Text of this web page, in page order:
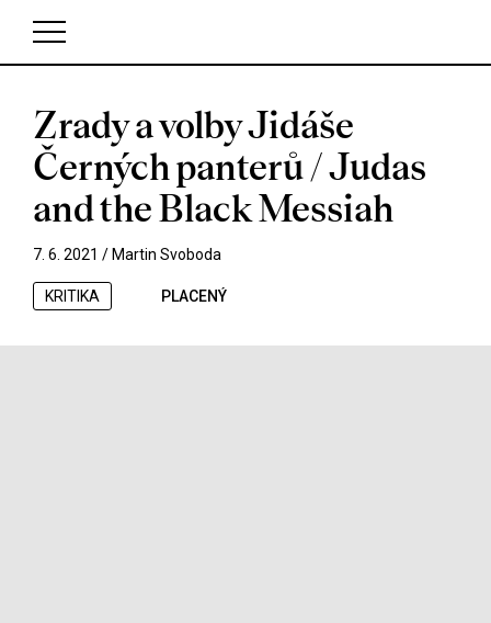
V košíku zatím nemáte žádné položky.
Zrady a volby Jidáše
Černých panterů / Judas
and the Black Messiah
7. 6. 2021 / Martin Svoboda
KRITIKA PLACENÝ